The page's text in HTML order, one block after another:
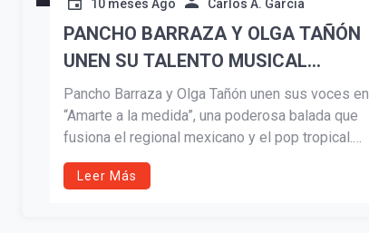
10 meses Ago Carlos A. García
PANCHO BARRAZA Y OLGA TAÑÓN
UNEN SU TALENTO MUSICAL
“AMARTE A LA MEDIDA”
Pancho Barraza y Olga Tañón unen sus voces en
“Amarte a la medida”, una poderosa balada que
fusiona el regional mexicano y el pop tropical.
Escrita por Barraza junto a Lenier Meza y Jpro, la
canción celebra el amor sin fronteras. Su
Leer Más